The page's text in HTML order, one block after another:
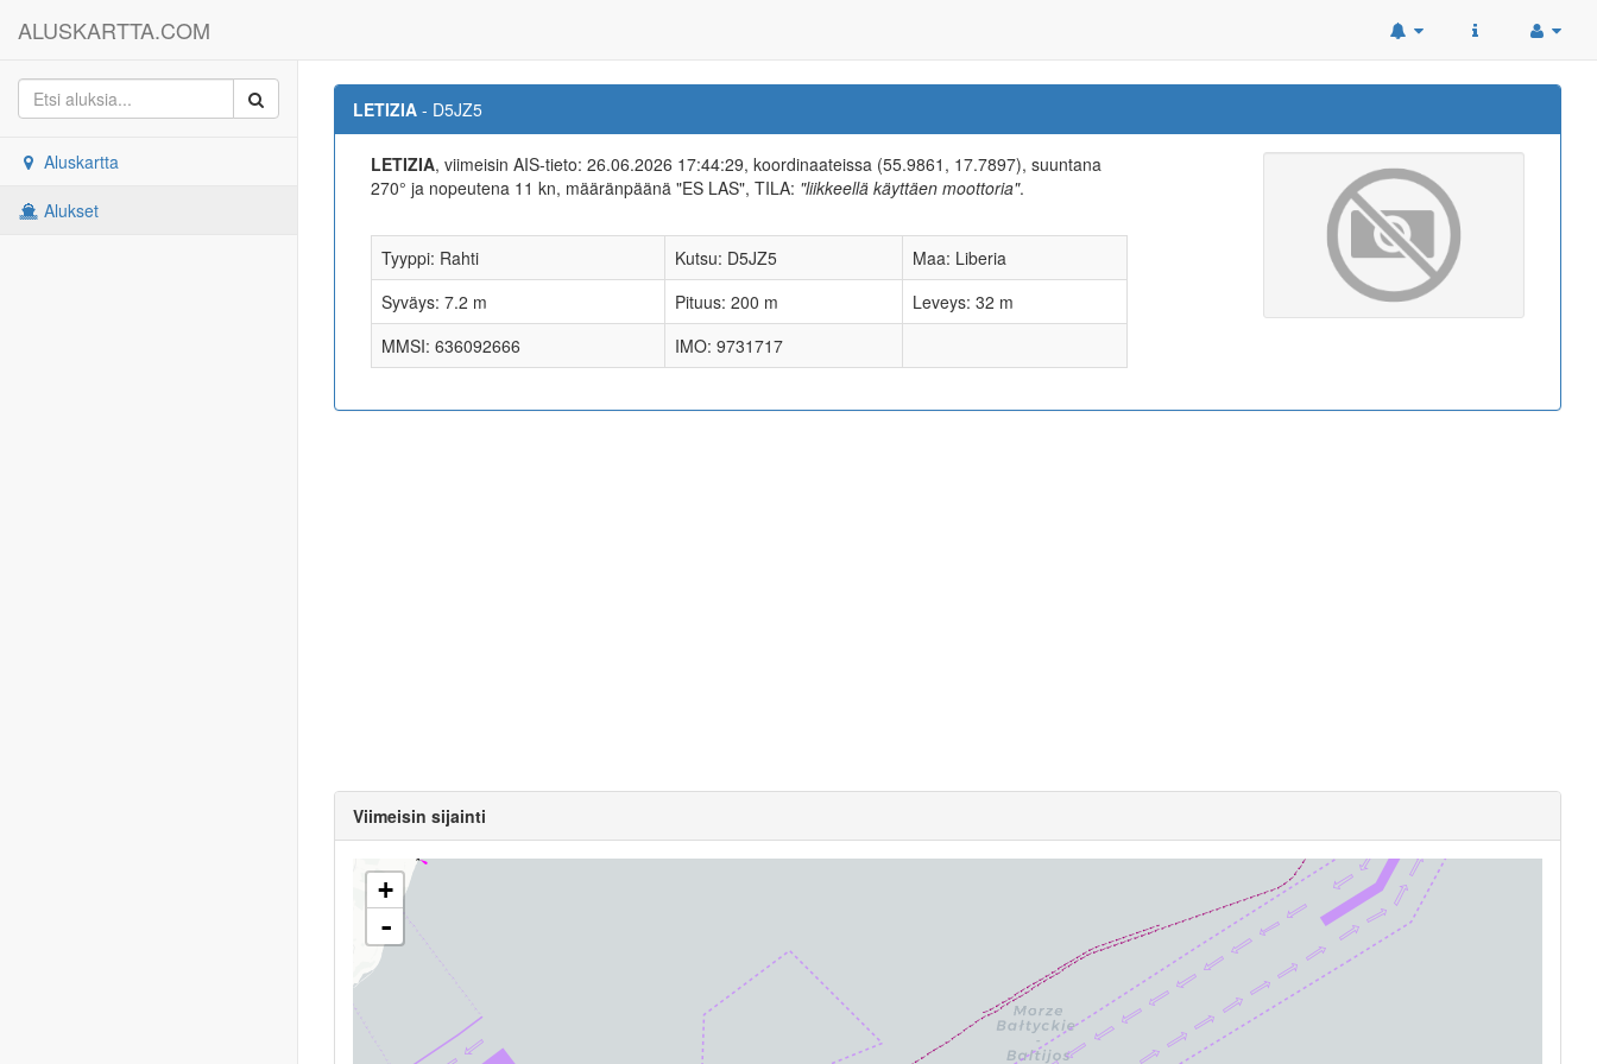
ALUSKARTTA.COM
Aluskartta
Alukset
LETIZIA - D5JZ5
LETIZIA, viimeisin AIS-tieto: 26.06.2026 17:44:29, koordinaateissa (55.9861, 17.7897), suuntana
270° ja nopeutena 11 kn, määränpäänä "ES LAS", TILA: "liikkeellä käyttäen moottoria".
Tyyppi: Rahti Kutsu: D5JZ5
Maa: Liberia
Syväys: 7.2 m
Pituus: 200 m
Leveys: 32 m
MMSI: 636092666
IMO: 9731717
Viimeisin sijainti
+
-